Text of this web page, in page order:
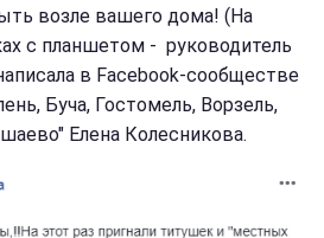
возле вашего дома! (На
с планшетом - руководитель
в Facebook-сообществе
Буча, Гостомель, Ворзель,
Елена Колесникова.